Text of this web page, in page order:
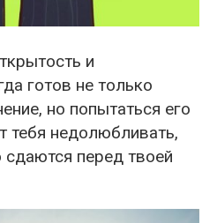
и
готов не только
но попытаться его
тебя недолюбливать,
сдаются перед твоей